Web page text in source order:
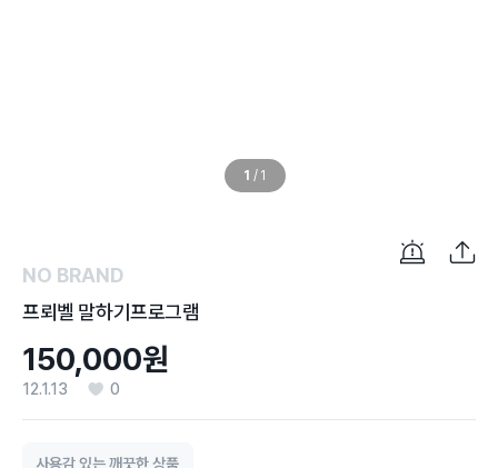
1 / 1
NO BRAND
프뢰벨 말하기프로그램
150,000원
12.1.13 0
사용감 있는 깨끗한 상품